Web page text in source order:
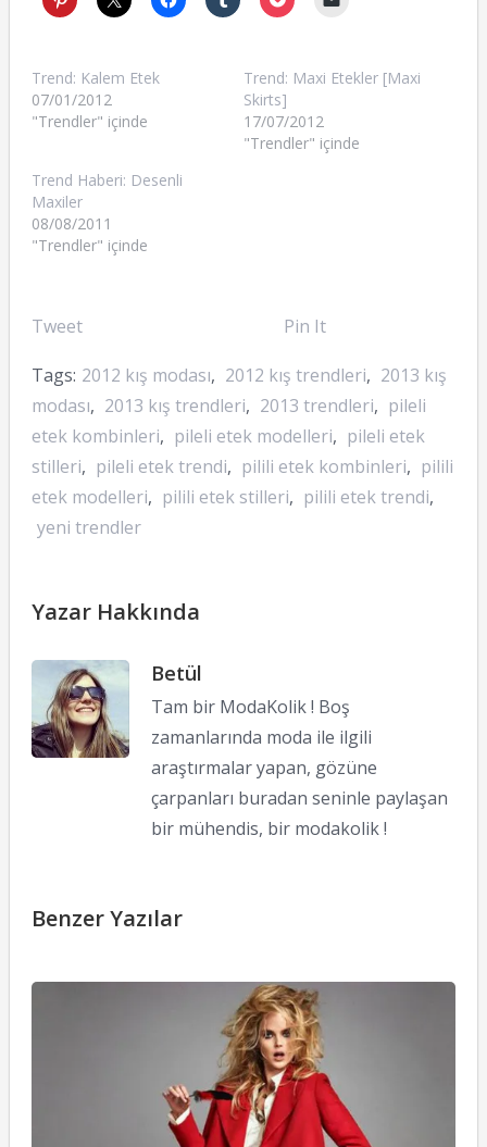
Trend: Kalem Etek
07/01/2012
"Trendler" içinde
Trend: Maxi Etekler [Maxi
Skirts]
17/07/2012
"Trendler" içinde
Trend Haberi: Desenli
Maxiler
08/08/2011
"Trendler" içinde
Tweet Pin It
Tags: 2012 kış modası, 2012 kış trendleri, 2013 kış
modası, 2013 kış trendleri, 2013 trendleri, pileli
etek kombinleri, pileli etek modelleri, pileli etek
stilleri, pileli etek trendi, pilili etek kombinleri, pilili
etek modelleri, pilili etek stilleri, pilili etek trendi,
yeni trendler
Yazar Hakkında
Betül
Tam bir ModaKolik ! Boş
zamanlarında moda ile ilgili
araştırmalar yapan, gözüne
çarpanları buradan seninle paylaşan
bir mühendis, bir modakolik !
Benzer Yazılar